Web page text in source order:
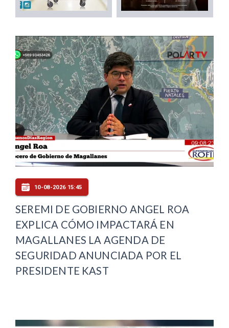
10-08-2026 15:45
SEREMI DE GOBIERNO ANGEL ROA
EXPLICA CÓMO IMPACTARÁ EN
MAGALLANES LA AGENDA DE
SEGURIDAD ANUNCIADA POR EL
PRESIDENTE KAST